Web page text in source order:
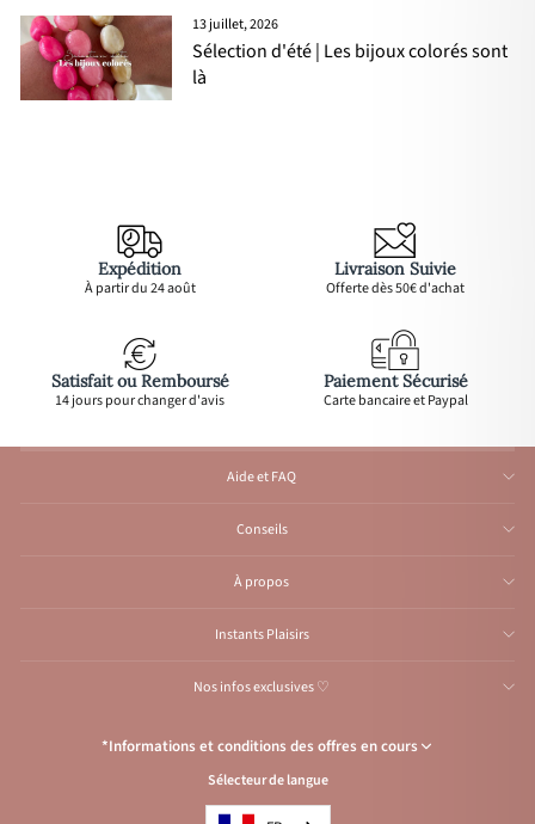
13 juillet, 2026
Sélection d'été | Les bijoux colorés sont
là
Expédition
À partir du 24 août
Livraison Suivie
Offerte dès 50€ d'achat
Satisfait ou Remboursé
14 jours pour changer d'avis
Paiement Sécurisé
Carte bancaire et Paypal
Aide et FAQ
Conseils
À propos
Instants Plaisirs
Nos infos exclusives ♡
*Informations et conditions des offres en cours
Congés de l’Atelier du 1er au 23 août inclus: Aucune expédition et
traitement d'e-mail durant cette période, reprise
Sélecteur de langue